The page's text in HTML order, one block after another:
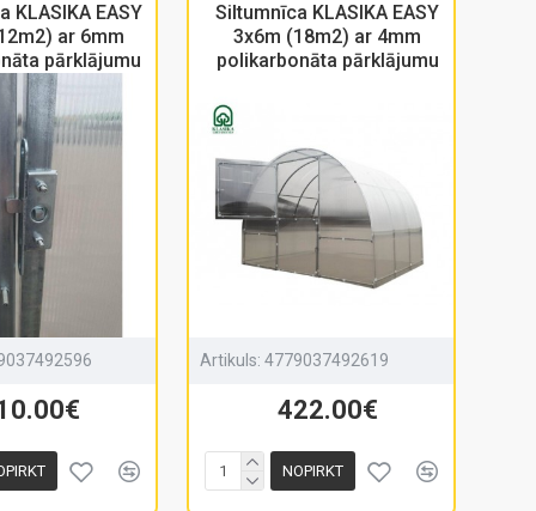
KLASIKA EASY
ar 6mm
pārklājumu
Siltumnīca KLASIKA EASY
3x6m (18m2) ar 4mm
polikarbonāta pārklājumu
Artikuls: 4779037492619
422.00€
NOPIRKT